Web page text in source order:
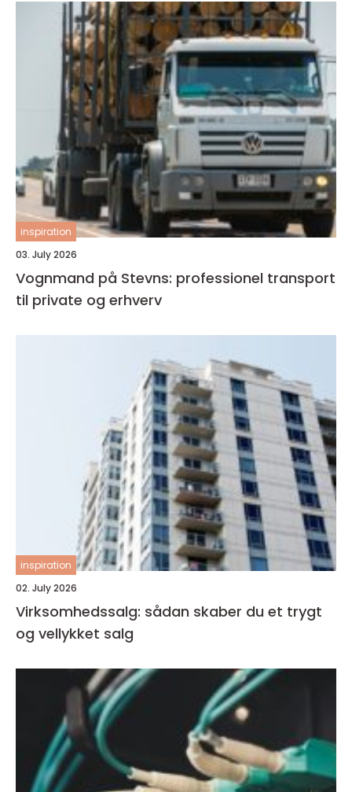
inspiration
03. July 2026
Vognmand på Stevns: professionel transport
til private og erhverv
inspiration
02. July 2026
Virksomhedssalg: sådan skaber du et trygt
og vellykket salg